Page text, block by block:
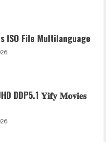
ISO File Multilanguage
DDP5.1 𝐘𝐢𝐟𝐲 𝐌𝐨𝐯𝐢𝐞𝐬